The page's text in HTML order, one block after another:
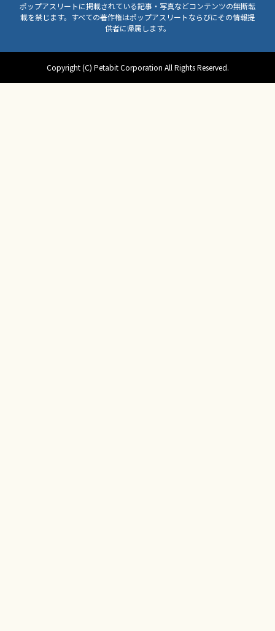
ポップアスリートに掲載されている記事・写真などコンテンツの無断転
載を禁じます。すべての著作権はポップアスリートならびにその情報提
供者に帰属します。
Copyright (C) Petabit Corporation All Rights Reserved.